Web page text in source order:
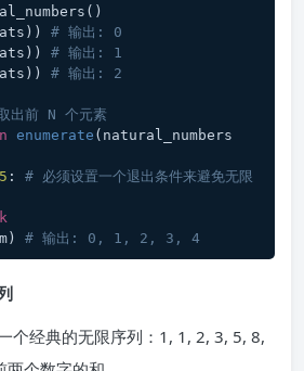
# 输出: 0
# 输出: 1
# 输出: 2
出前 N 个元素
enumerate (natural_numbers
5 : # 必须设置一个退出条件来避免无限
# 输出: 0, 1, 2, 3, 4
个经典的无限序列：1, 1, 2, 3, 5, 8,